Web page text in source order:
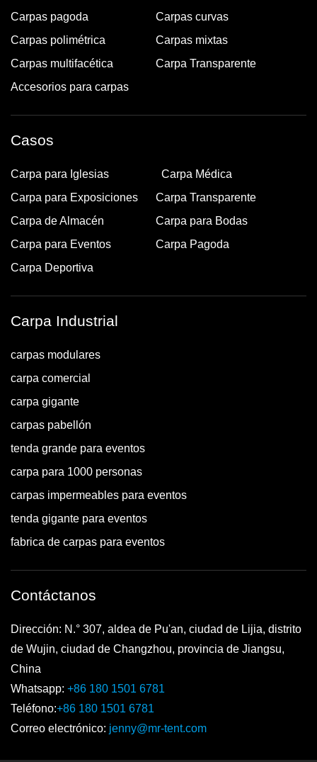
Carpas pagoda
Carpas curvas
Carpas polimétrica
Carpas mixtas
Carpas multifacética
Carpa Transparente
Accesorios para carpas
Casos
Carpa para Iglesias
Carpa Médica
Carpa para Exposiciones
Carpa Transparente
Carpa de Almacén
Carpa para Bodas
Carpa para Eventos
Carpa Pagoda
Carpa Deportiva
Carpa Industrial
carpas modulares
carpa comercial
carpa gigante
carpas pabellón
tenda grande para eventos
carpa para 1000 personas
carpas impermeables para eventos
tenda gigante para eventos
fabrica de carpas para eventos
Contáctanos
Dirección: N.° 307, aldea de Pu'an, ciudad de Lijia, distrito
de Wujin, ciudad de Changzhou, provincia de Jiangsu,
China
Whatsapp: +86 180 1501 6781
Teléfono:+86 180 1501 6781
Correo electrónico: jenny@mr-tent.com